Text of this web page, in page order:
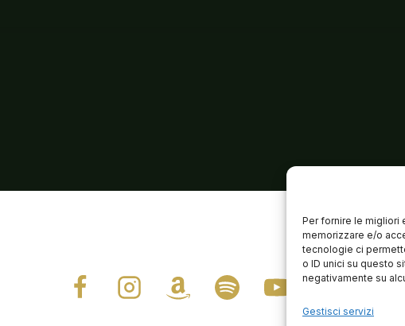
Per fornire le migliori
memorizzare e/o
tecnologie ci
o ID unici su questo
negativamente su
Gestisci servizi